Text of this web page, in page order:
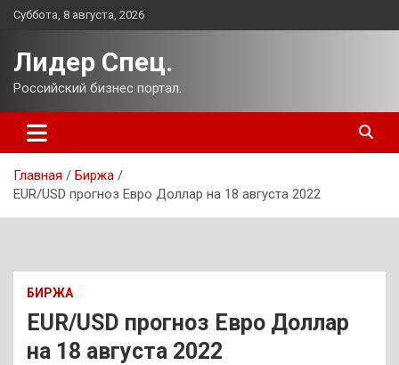
Перейти
Суббота, 8 августа, 2026
Лидер Спец.
Российский бизнес портал.
Главная
Биржа
EUR/USD прогноз Евро Доллар на 18 августа 2022
БИРЖА
EUR/USD прогноз Евро Доллар
на 18 августа 2022